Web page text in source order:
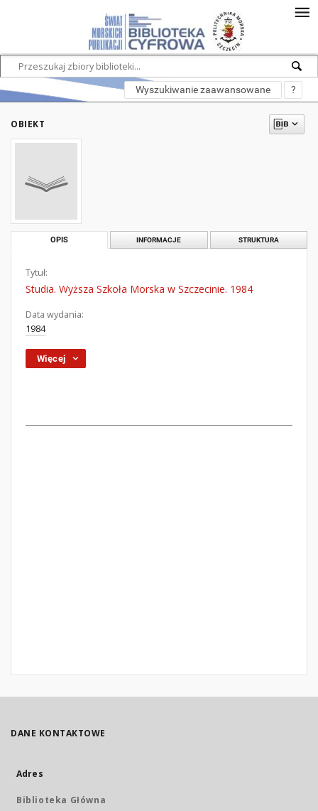
Wyszukiwanie zaawansowane ?
OBIEKT
OPIS INFORMACJE STRUKTURA
Tytuł:
Studia. Wyższa Szkoła Morska w Szczecinie. 1984
Data wydania:
1984
Więcej
DANE KONTAKTOWE
Adres
Biblioteka Główna